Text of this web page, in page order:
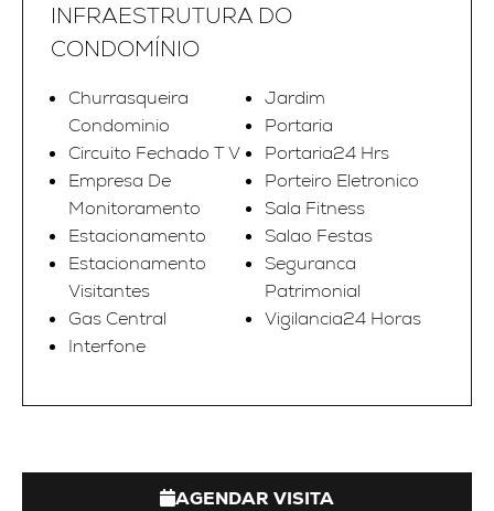
INFRAESTRUTURA DO
CONDOMÍNIO
Churrasqueira
Condominio
Circuito Fechado T V
Empresa De
Monitoramento
Estacionamento
Estacionamento
Visitantes
Gas Central
Interfone
Jardim
Portaria
Portaria24 Hrs
Porteiro Eletronico
Sala Fitness
Salao Festas
Seguranca
Patrimonial
Vigilancia24 Horas
AGENDAR VISITA